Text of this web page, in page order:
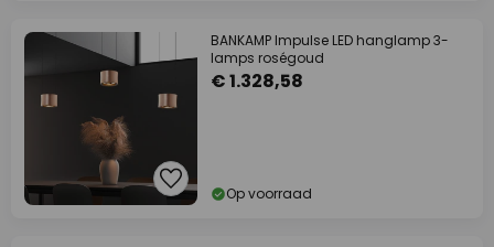
BANKAMP Impulse LED hanglamp 3-
lamps roségoud
€ 1.328,58
Op voorraad